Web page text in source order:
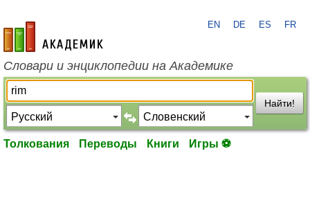
academic.ru
EN DE ES FR
Словари и энциклопедии на Академике
Найти!
Толкования Переводы Книги Игры ⚽